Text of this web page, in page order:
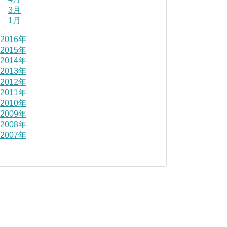
3月
1月
2016年
2015年
2014年
2013年
2012年
2011年
2010年
2009年
2008年
2007年